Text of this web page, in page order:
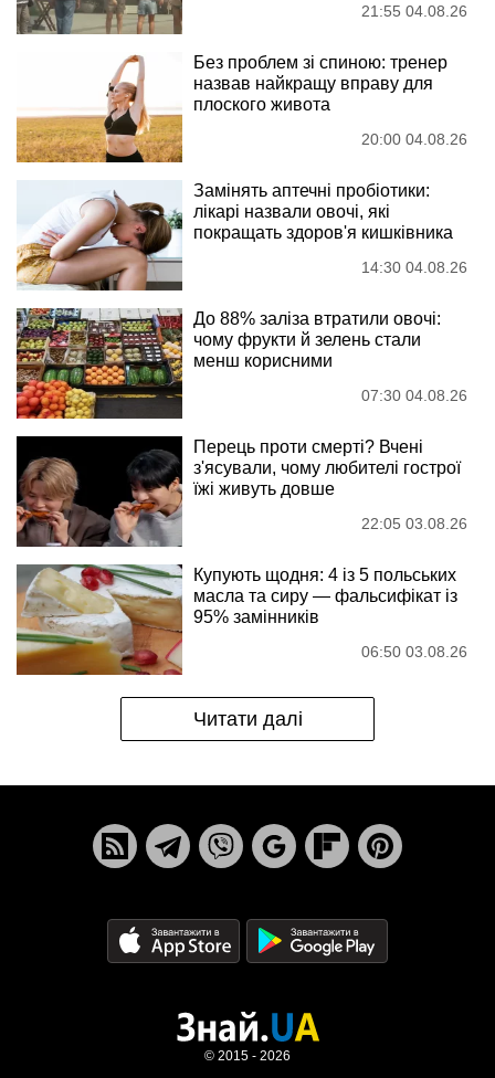
21:55 04.08.26
Без проблем зі спиною: тренер
назвав найкращу вправу для
плоского живота
20:00 04.08.26
Замінять аптечні пробіотики:
лікарі назвали овочі, які
покращать здоров'я кишківника
14:30 04.08.26
До 88% заліза втратили овочі:
чому фрукти й зелень стали
менш корисними
07:30 04.08.26
Перець проти смерті? Вчені
з'ясували, чому любителі гострої
їжі живуть довше
22:05 03.08.26
Купують щодня: 4 із 5 польських
масла та сиру — фальсифікат із
95% замінників
06:50 03.08.26
Читати далі
© 2015 - 2026